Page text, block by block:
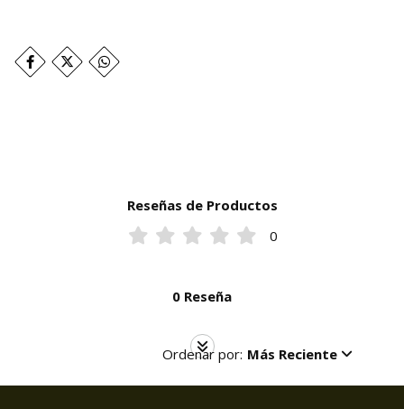
Reseñas de Productos
0
0 Reseña
Ordenar por: Más Reciente